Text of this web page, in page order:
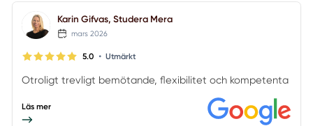
Karin Gifvas, Studera Mera
mars 2026
5.0 • Utmärkt
Otroligt trevligt bemötande, flexibilitet och kompetenta
Läs mer